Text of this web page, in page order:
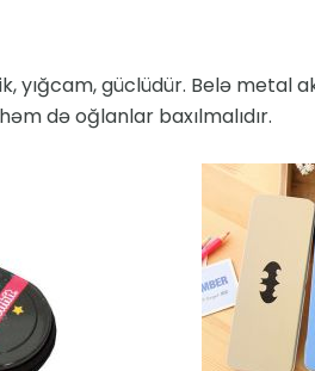
yığcam, güclüdür. Belə metal
də oğlanlar baxılmalıdır.